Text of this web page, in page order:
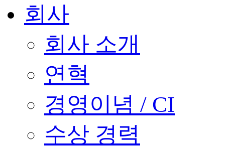
회사
회사 소개
연혁
경영이념 / CI
수상 경력